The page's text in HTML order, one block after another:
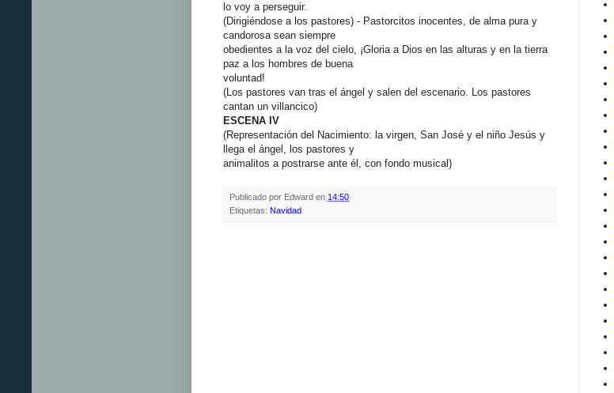
lo voy a perseguir.
(Dirigiéndose a los pastores) - Pastorcitos inocentes, de alma pura y
candorosa sean siempre
obedientes a la voz del cielo, ¡Gloria a Dios en las alturas y en la tierra
paz a los hombres de buena
voluntad!
(Los pastores van tras el ángel y salen del escenario. Los pastores
cantan un villancico)
ESCENA IV
(Representación del Nacimiento: la virgen, San José y el niño Jesús y
llega el ángel, los pastores y
animalitos a postrarse ante él, con fondo musical)
Publicado por Edward en 14:50
Etiquetas: Navidad